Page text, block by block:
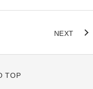
NEXT
TOP